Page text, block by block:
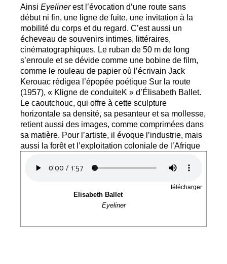
Ainsi Eyelinerest l’évocation d’une route sans
début ni fin, une ligne de fuite, une invitation à la
mobilité du corps et du regard. C’est aussi un
écheveau de souvenirs intimes, littéraires,
cinématographiques. Le ruban de 50 m de long
s’enroule et se dévide comme une bobine de film,
comme le rouleau de papier où l’écrivain Jack
Kerouac rédigea l’épopée poétique Sur la route
(1957), « Kligne de conduiteK » d’Élisabeth Ballet.
Le caoutchouc, qui offre à cette sculpture
horizontale sa densité, sa pesanteur et sa mollesse,
retient aussi des images, comme comprimées dans
sa matière. Pour l’artiste, il évoque l’industrie, mais
aussi la forêt et l’exploitation coloniale de l’Afrique
télécharger
Elisabeth Ballet
Eyeliner